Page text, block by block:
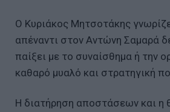
Ο Κυριάκος Μητσοτάκης
απέναντι στον Αντώνη Σαμαρά
παίξει με το συναίσθημα ή την
καθαρό μυαλό και στρατηγική
Η διατήρηση αποστάσεων και η